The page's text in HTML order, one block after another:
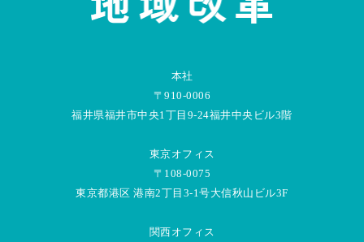
本社
〒910-0006
福井県福井市中央1丁目9-24福井中央ビル3階
東京オフィス
〒108-0075
東京都港区 港南2丁目3-1号大信秋山ビル3F
関西オフィス